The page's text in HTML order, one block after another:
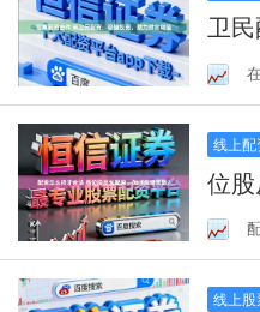
卫
财
线上配
位
险？
线上